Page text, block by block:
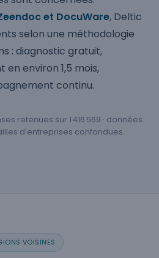
et DocuWare, Deltic
selon une méthodologie
: diagnostic gratuit,
environ 1,5 mois,
continu.
retenues sur 1 416 569 · données
d'entreprises confondues.
VOISINES